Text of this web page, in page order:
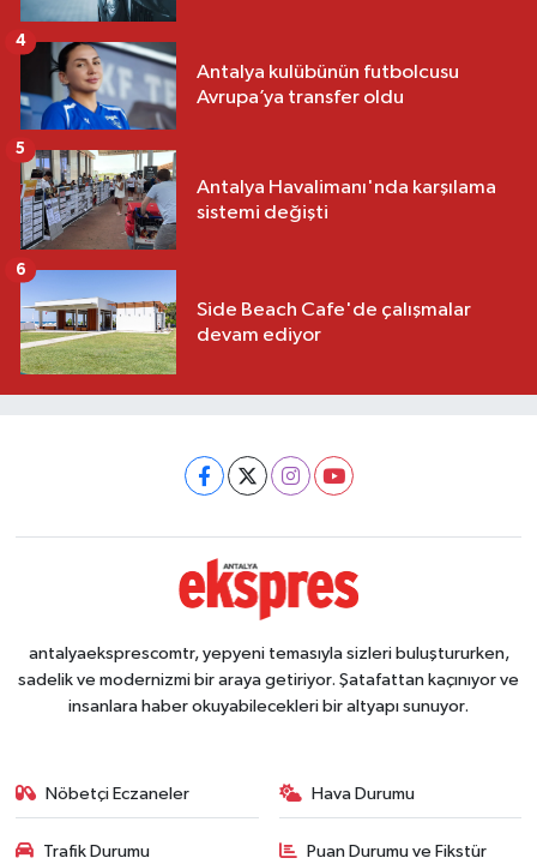
Antalya kulübünün futbolcusu
Avrupa’ya transfer oldu
4
Antalya Havalimanı'nda karşılama
sistemi değişti
5
Side Beach Cafe'de çalışmalar
devam ediyor
6
antalyaeksprescomtr, yepyeni temasıyla sizleri buluştururken,
sadelik ve modernizmi bir araya getiriyor. Şatafattan kaçınıyor ve
insanlara haber okuyabilecekleri bir altyapı sunuyor.
Nöbetçi Eczaneler Hava Durumu
Trafik Durumu Puan Durumu ve Fikstür